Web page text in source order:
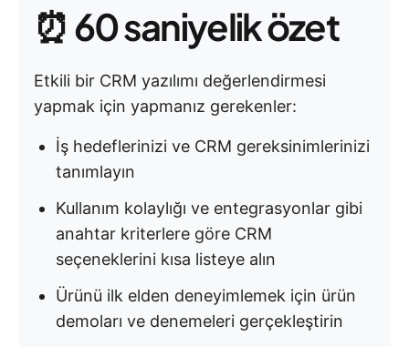
⏰ 60 saniyelik özet
Etkili bir CRM yazılımı değerlendirmesi
yapmak için yapmanız gerekenler:
İş hedeflerinizi ve CRM gereksinimlerinizi
tanımlayın
Kullanım kolaylığı ve entegrasyonlar gibi
anahtar kriterlere göre CRM
seçeneklerini kısa listeye alın
Ürünü ilk elden deneyimlemek için ürün
demoları ve denemeleri gerçekleştirin